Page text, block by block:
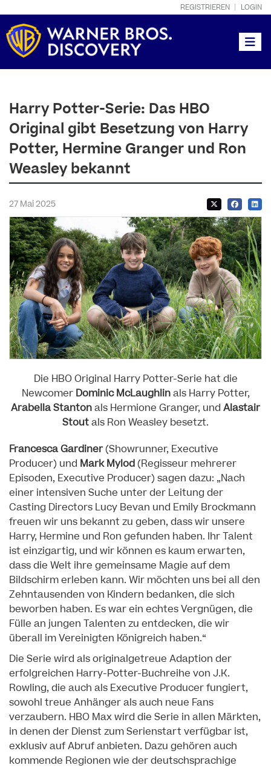
REGISTRIEREN LOGIN
Harry Potter-Serie: Das HBO
Original gibt Besetzung von Harry
Potter, Hermine Granger und Ron
Weasley bekannt
27 Mai 2025
Die HBO Original Harry Potter-Serie hat die
Newcomer Dominic McLaughlinals Harry Potter,
Arabella Stantonals Hermione Granger, und Alastair
Stoutals Ron Weasley besetzt.
Francesca Gardiner(Showrunner, Executive
Producer) und Mark Mylod(Regisseur mehrerer
Episoden, Executive Producer) sagen dazu: „Nach
einer intensiven Suche unter der Leitung der
Casting Directors Lucy Bevan und Emily Brockmann
freuen wir uns bekannt zu geben, dass wir unsere
Harry, Hermine und Ron gefunden haben. Ihr Talent
ist einzigartig, und wir können es kaum erwarten,
dass die Welt ihre gemeinsame Magie auf dem
Bildschirm erleben kann. Wir möchten uns bei all den
Zehntausenden von Kindern bedanken, die sich
beworben haben. Es war ein echtes Vergnügen, die
Fülle an jungen Talenten zu entdecken, die wir
überall im Vereinigten Königreich haben.“
Die Serie wird als originalgetreue Adaption der
erfolgreichen Harry-Potter-Buchreihe von J.K.
Rowling, die auch als Executive Producer fungiert,
sowohl treue Anhänger als auch neue Fans
verzaubern. HBO Max wird die Serie in allen Märkten,
in denen der Dienst zum Serienstart verfügbar ist,
exklusiv auf Abruf anbieten. Dazu gehören auch
kommende Regionen wie der deutschsprachige